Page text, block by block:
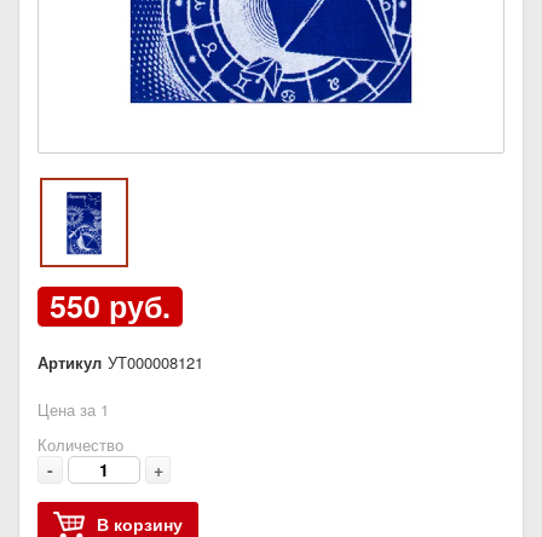
550 руб.
Артикул УТ000008121
Цена за 1
Количество
- +
В корзину